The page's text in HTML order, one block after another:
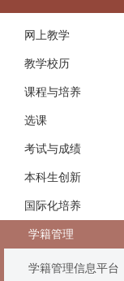
网上教学
教学校历
课程与培养
选课
考试与成绩
本科生创新
国际化培养
学籍管理
学籍管理信息平台